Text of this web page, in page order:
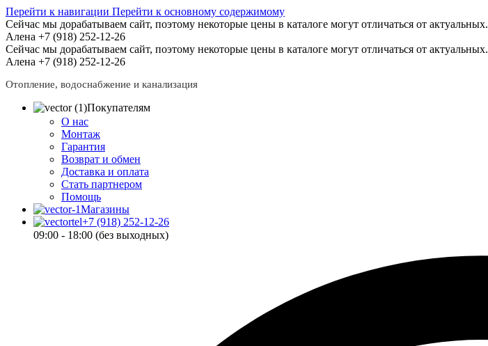
Перейти к навигации Перейти к основному содержимому
Сейчас мы дорабатываем сайт, поэтому некоторые цены в каталоге могут отличаться от актуальных.
Алена +7 (918) 252-12-26
Сейчас мы дорабатываем сайт, поэтому некоторые цены в каталоге могут отличаться от актуальных.
Алена +7 (918) 252-12-26
Отопление, водоснабжение и канализация
Покупателям
О нас
Монтаж
Гарантия
Возврат и обмен
Доставка и оплата
Стать партнером
Помощь
Магазины
+7 (918) 252-12-26
09:00 - 18:00 (без выходных)